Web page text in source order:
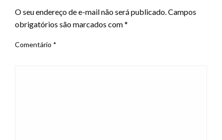
O seu endereço de e-mail não será publicado.Campos
obrigatórios são marcados com*
Comentário *